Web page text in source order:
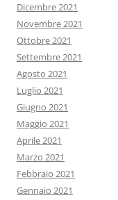
Dicembre 2021
Novembre 2021
Ottobre 2021
Settembre 2021
Agosto 2021
Luglio 2021
Giugno 2021
Maggio 2021
Aprile 2021
Marzo 2021
Febbraio 2021
Gennaio 2021